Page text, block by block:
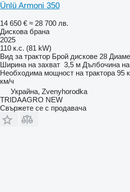
Ünlü Armoni 350
14 650 € ≈ 28 700 лв.
Дискова брана
2025
110 к.с. (81 kW)
Вид за трактор Брой дискове 28
Ширина на захват 3,5 м Дълбочина
Необходима мощност на трактора 95
км/ч
Украйна, Zvenyhorodka
TRIDAAGRO NEW
Свържете се с продавача